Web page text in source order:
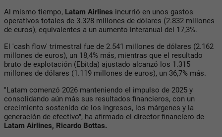
Al mismo tiempo, Latam Airlines incurrió en unos gastos
operativos totales de 3.328 millones de dólares (2.832 millones
de euros), equivalentes a un aumento interanual del 17,3%.
El 'cash flow' trimestral fue de 2.541 millones de dólares (2.162
millones de euros), un 18,4% más, mientras que el resultado
bruto de explotación (Ebitda) ajustado alcanzó los 1.315
millones de dólares (1.119 millones de euros), un 36,7% más.
"Latam comenzó 2026 manteniendo el impulso de 2025 y
consolidando aún más sus resultados financieros, con un
crecimiento sostenido de los ingresos, los márgenes y la
generación de efectivo", ha afirmado el director financiero de
Latam Airlines, Ricardo Bottas.